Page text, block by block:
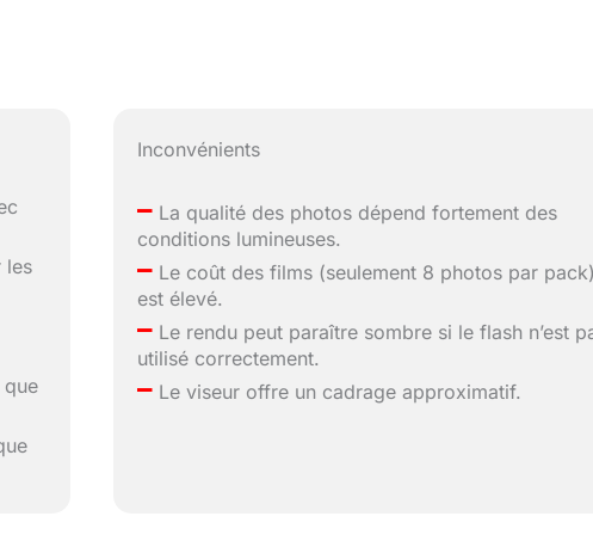
les
que
Inconvénients
– La qualité des photos dépend fortement des
conditions lumineuses.
– Le coût des films (seulement 8 photos par
est élevé.
– Le rendu peut paraître sombre si le flash n’est
utilisé correctement.
– Le viseur offre un cadrage approximatif.